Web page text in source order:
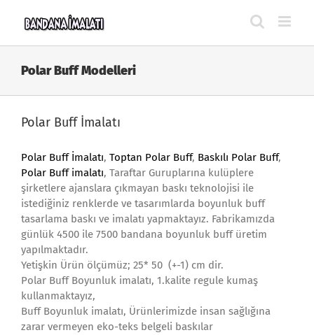
Polar Buff Modelleri
Polar Buff İmalatı
Polar Buff İmalatı, Toptan Polar Buff, Baskılı Polar Buff,
Polar Buff imalatı, Taraftar Guruplarına kulüplere
şirketlere ajanslara çıkmayan baskı teknolojisi ile
istediğiniz renklerde ve tasarımlarda boyunluk buff
tasarlama baskı ve imalatı yapmaktayız. Fabrikamızda
günlük 4500 ile 7500 bandana boyunluk buff üretim
yapılmaktadır.
Yetişkin Ürün ölçümüz; 25* 50 (+-1) cm dir.
Polar Buff Boyunluk imalatı, 1.kalite regule kumaş
kullanmaktayız,
Buff Boyunluk imalatı, Ürünlerimizde insan sağlığına
zarar vermeyen eko-teks belgeli baskılar